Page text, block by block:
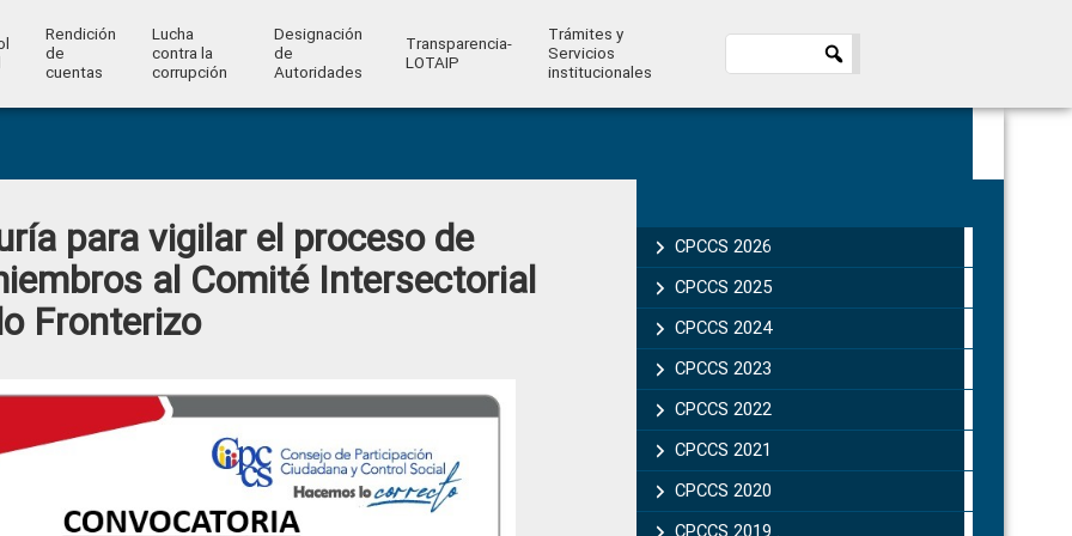
Rendición
de
cuentas
Lucha
contra la
corrupción
Designación
de
Autoridades
Transparencia-
LOTAIP
Trámites y
Servicios
institucionales
para vigilar el proceso de
al Comité Intersectorial
Fronterizo
Sidebar
CPCCS 2026
CPCCS 2025
CPCCS 2024
CPCCS 2023
CPCCS 2022
CPCCS 2021
CPCCS 2020
CPCCS 2019 .